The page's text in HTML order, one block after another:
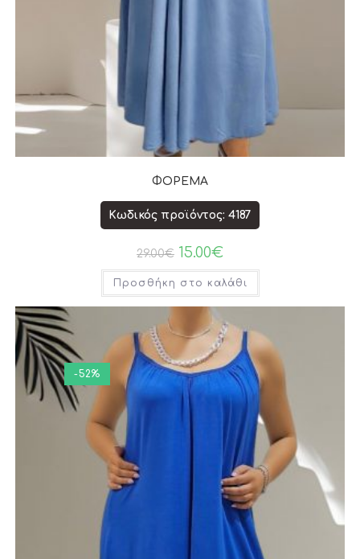
ΦΟΡΕΜΑ
Κωδικός προϊόντος: 4187
29.00€ 15.00€
Προσθήκη στο καλάθι
-52%